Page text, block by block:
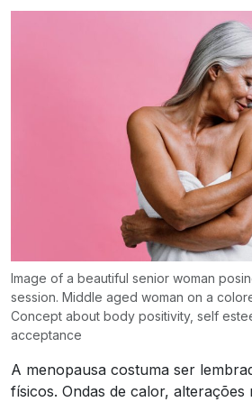
Image of a beautiful senior woman
session. Middle aged woman on a
Concept about body positivity, self
acceptance
A menopausa costuma ser
físicos. Ondas de calor, alterações